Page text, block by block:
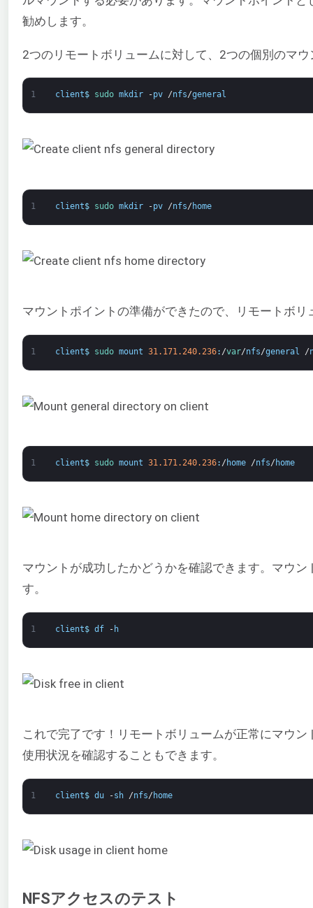
勧めします。
2つのリモートボリュームに対して、2つの個別のマ
1 client$ sudo mkdir -pv /nfs/general
1 client$ sudo mkdir -pv /nfs/ home
マウントポイントの準備ができたので、リモートボ
1 client$ sudo mount 31.171.240.236: /var/nfs/general /
1 client$ sudo mount 31.171.240.236: / home /nfs/ home
マウントが成功したかどうかを確認できます。マウ
す。
1 client$ df - h
これで完了です！リモートボリュームが正常にマウ
使用状況を確認することもできます。
1 client$ du -sh /nfs/ home
NFSアクセスのテスト